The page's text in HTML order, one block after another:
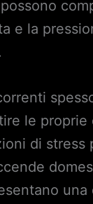
e la
le proprie
di stress